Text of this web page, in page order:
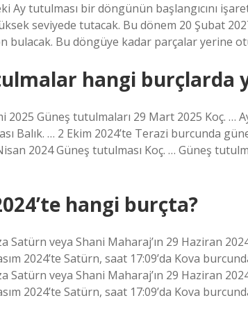
Ay tutulması bir döngünün başlangıcını
seviyede tutacak. Bu dönem 20 Şubat
bulacak. Bu döngüye kadar parçalar yerine
hangi burçlarda
2025 Güneş tutulmaları 29 Mart 2025 Koç. …
Balık. … 2 Ekim 2024’te Terazi burcunda
2024 Güneş tutulması Koç. … Güneş
hangi burçta?
Satürn veya Shani Maharaj’ın 29 Haziran
2024’te Satürn, saat 17:09’da Kova
Satürn veya Shani Maharaj’ın 29 Haziran
2024’te Satürn, saat 17:09’da Kova